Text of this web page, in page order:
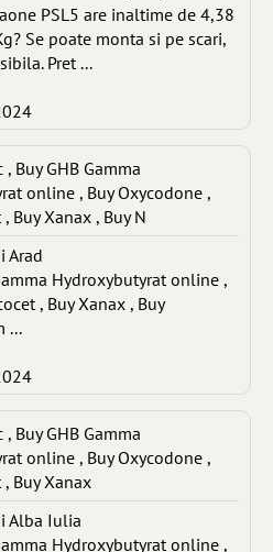
PSL5 are inaltime de 4,38
Se poate monta si pe scari,
Pret ...
, Buy GHB Gamma
online , Buy Oxycodone ,
Buy Xanax , Buy N
Arad
Hydroxybutyrat online ,
, Buy Xanax , Buy
...
, Buy GHB Gamma
online , Buy Oxycodone ,
, Buy Xanax
Alba Iulia
Hydroxybutyrat online ,